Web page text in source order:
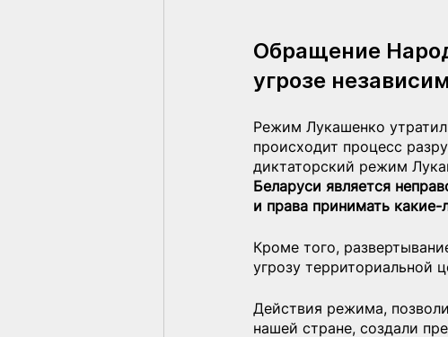
Обращение
угрозе
Режим Лукашенко
происходит процесс
диктаторский режим
Беларуси является
и права принимать
Кроме того,
угрозу территориальной
Действия режима,
нашей стране, создали